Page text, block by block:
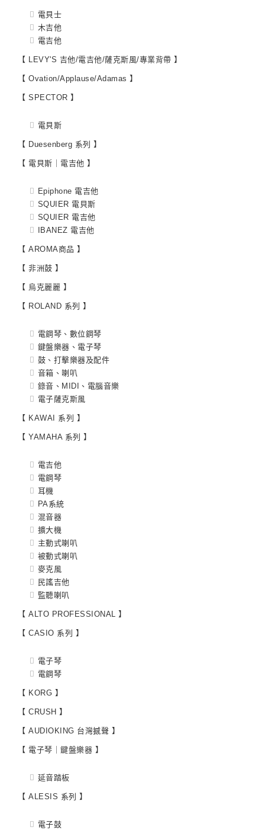
電貝士
木吉他
電吉他
【 LEVY'S 吉他/電吉他/薩克斯風/專業背帶 】
【 Ovation/Applause/Adamas 】
【 SPECTOR 】
電貝斯
【 Duesenberg 系列 】
【 電貝斯｜電吉他 】
Epiphone 電吉他
SQUIER 電貝斯
SQUIER 電吉他
IBANEZ 電吉他
【 AROMA商品 】
【 非洲鼓 】
【 烏克麗麗 】
【 ROLAND 系列 】
電鋼琴、數位鋼琴
鍵盤樂器、電子琴
鼓、打擊樂器及配件
音箱、喇叭
錄音、MIDI、電腦音樂
電子薩克斯風
【 KAWAI 系列 】
【 YAMAHA 系列 】
電吉他
電鋼琴
耳機
PA系統
混音器
擴大機
主動式喇叭
被動式喇叭
麥克風
民謠吉他
監聽喇叭
【 ALTO PROFESSIONAL 】
【 CASIO 系列 】
電子琴
電鋼琴
【 KORG 】
【 CRUSH 】
【 AUDIOKING 台灣撼聲 】
【 電子琴｜鍵盤樂器 】
延音踏板
【 ALESIS 系列 】
電子鼓